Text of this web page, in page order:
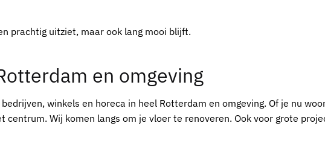
prachtig uitziet, maar ook lang mooi blijft.
en omgeving
winkels en horeca in heel Rotterdam en omgeving. Of je nu
centrum. Wij komen langs om je vloer te renoveren. Ook voor grote